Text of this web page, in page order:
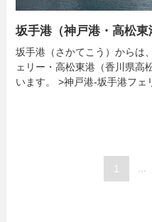
坂手港（神戸港・高松東
坂手港（さかてこう）からは
ェリー・高松東港（香川県高
います。 >神戸港-坂手港フェ
1 ...